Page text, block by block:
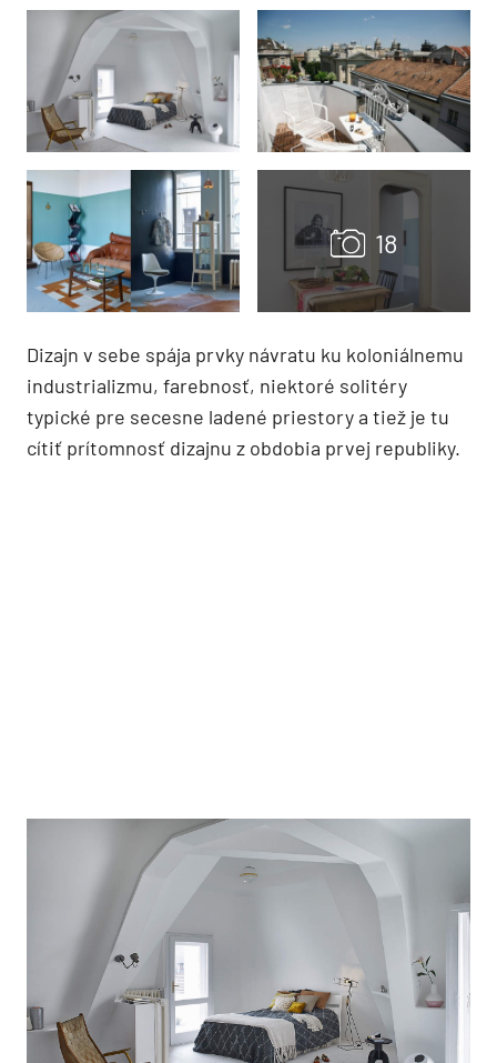
Dizajn v sebe spája prvky návratu ku koloniálnemu
industrializmu, farebnosť, niektoré solitéry
typické pre secesne ladené priestory a tiež je tu
cítiť prítomnosť dizajnu z obdobia prvej republiky.